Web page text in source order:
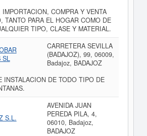
IMPORTACION, COMPRA Y VENTA
TANTO PARA EL HOGAR COMO DE
TIPO, CLASE Y MATERIAL.
SL
CARRETERA SEVILLA
(BADAJOZ), 99, 06009,
Badajoz, BADAJOZ
INSTALACION DE TODO TIPO DE
S.L.
AVENIDA JUAN
PEREDA PILA, 4,
06010, Badajoz,
BADAJOZ